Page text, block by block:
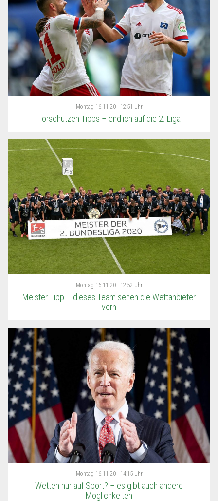
Montag 16.11.20 | 12:51 Uhr
Torschützen Tipps – endlich auf die 2. Liga
Montag 16.11.20 | 12:52 Uhr
Meister Tipp – dieses Team sehen die Wettanbieter
vorn
Montag 16.11.20 | 14:15 Uhr
Wetten nur auf Sport? – es gibt auch andere
Möglichkeiten